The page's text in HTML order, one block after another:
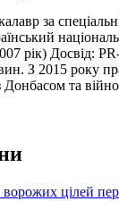
за
рік) Досвід:
З 2015 року
Донбасом та
цілей